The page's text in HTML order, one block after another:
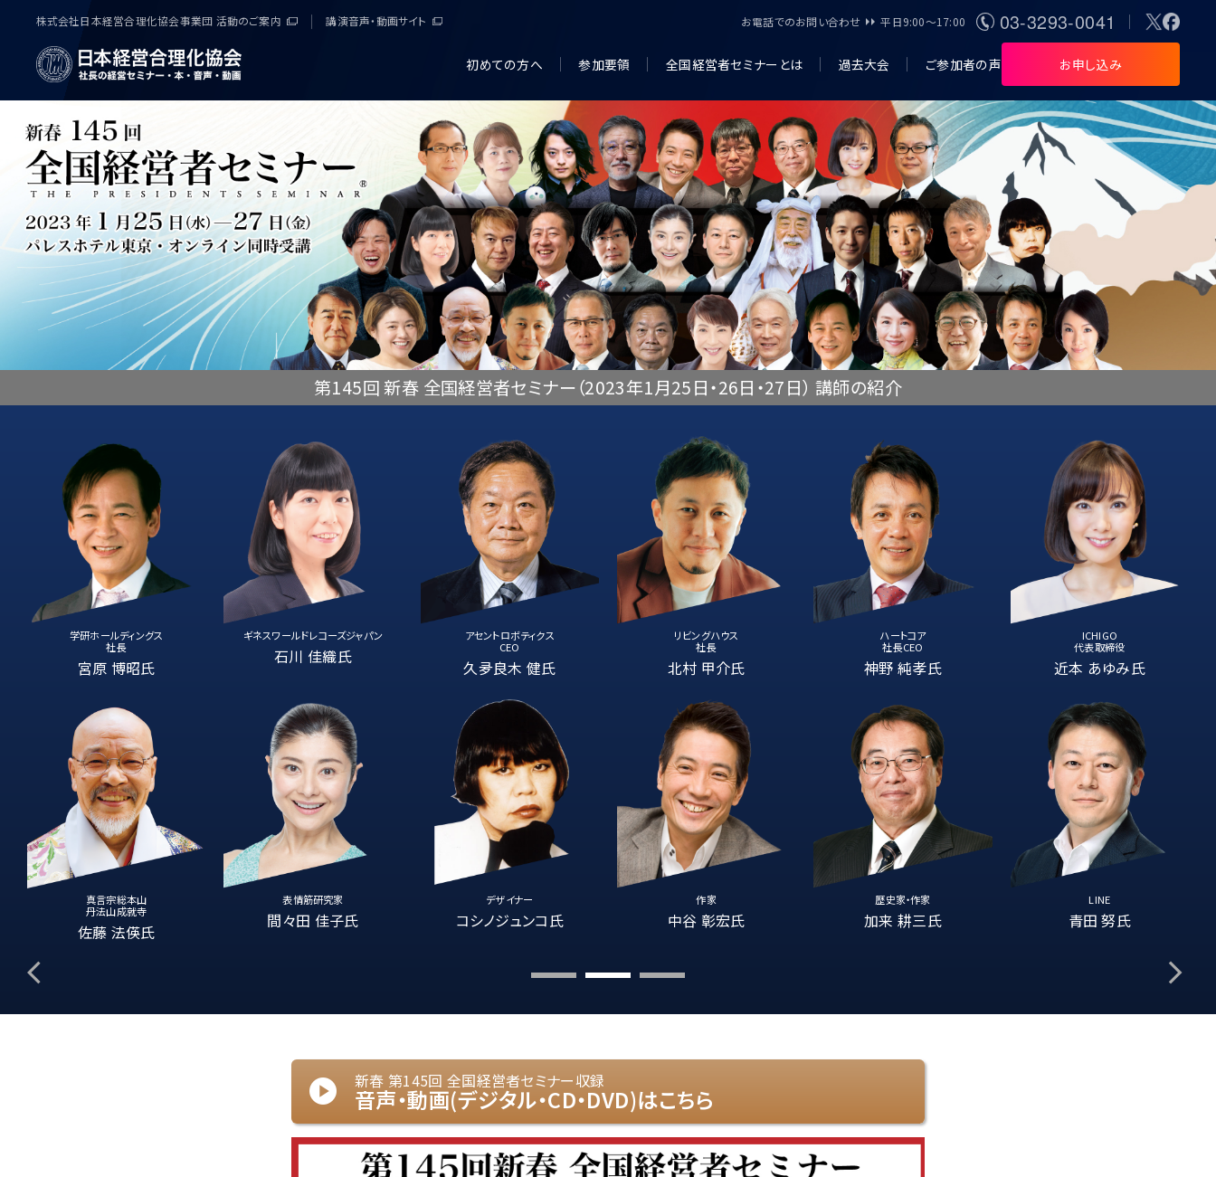
株式会社日本経営合理化協会事業団 活動のご案内 講演音声・動画サイト お電話でのお問い合わせ 平日9:00〜17:00 03-3293-0041
初めての方へ 参加要領 全国経営者セミナーとは 過去大会 ご参加者の声 お申し込み
第145回 新春 全国経営者セミナー（2023年1月25日・26日・27日） 講師の紹介
arrow_back_ios
学研ホールディングス
社長
宮原 博昭氏
ギネスワールドレコーズジャパン
石川 佳織氏
アセントロボティクス
CEO
久夛良木 健氏
リビングハウス
社長
北村 甲介氏
ハートコア
社長CEO
神野 純孝氏
ICHIGO
代表取締役
近本 あゆみ氏
真言宗総本山
丹法山成就寺
佐藤 法偀氏
表情筋研究家
間々田 佳子氏
デザイナー
コシノジュンコ氏
作家
中谷 彰宏氏
歴史家・作家
加来 耕三氏
LINE
青田 努氏
arrow_forward_ios
play_circle 新春 第145回 全国経営者セミナー収録
音声・動画(デジタル・CD・DVD)はこちら